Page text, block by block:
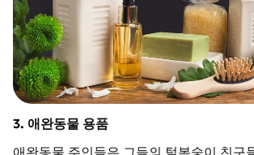
3. 애완동물 용품